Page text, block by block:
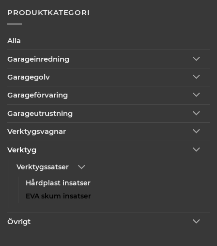
PRODUKTKATEGORI
Alla
Garageinredning
Garagegolv
Garageförvaring
Garageutrustning
Verktygsvagnar
Verktyg
Verktygssatser
Hårdplast insatser
EVA skum insatser
Övrigt